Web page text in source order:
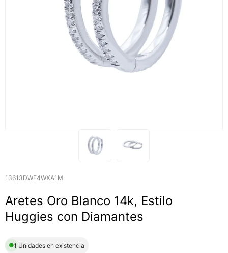
13613DWE4WXA1M
Aretes Oro Blanco 14k, Estilo
Huggies con Diamantes
1 Unidades en existencia